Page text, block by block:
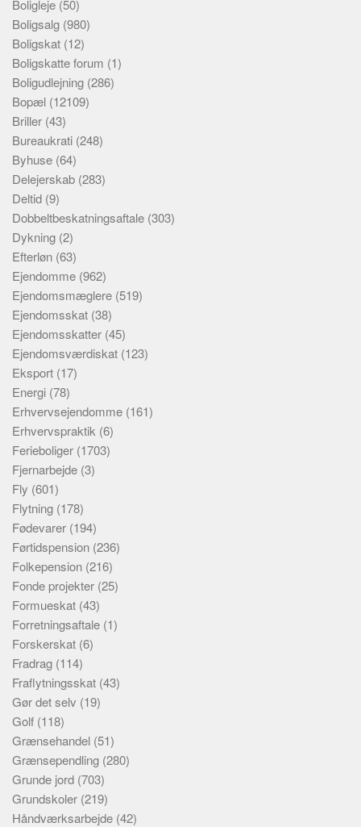
Boligleje (50)
Boligsalg (980)
Boligskat (12)
Boligskatte forum (1)
Boligudlejning (286)
Bopæl (12109)
Briller (43)
Bureaukrati (248)
Byhuse (64)
Delejerskab (283)
Deltid (9)
Dobbeltbeskatningsaftale (303)
Dykning (2)
Efterløn (63)
Ejendomme (962)
Ejendomsmæglere (519)
Ejendomsskat (38)
Ejendomsskatter (45)
Ejendomsværdiskat (123)
Eksport (17)
Energi (78)
Erhvervsejendomme (161)
Erhvervspraktik (6)
Ferieboliger (1703)
Fjernarbejde (3)
Fly (601)
Flytning (178)
Fødevarer (194)
Førtidspension (236)
Folkepension (216)
Fonde projekter (25)
Formueskat (43)
Forretningsaftale (1)
Forskerskat (6)
Fradrag (114)
Fraflytningsskat (43)
Gør det selv (19)
Golf (118)
Grænsehandel (51)
Grænsependling (280)
Grunde jord (703)
Grundskoler (219)
Håndværksarbejde (42)